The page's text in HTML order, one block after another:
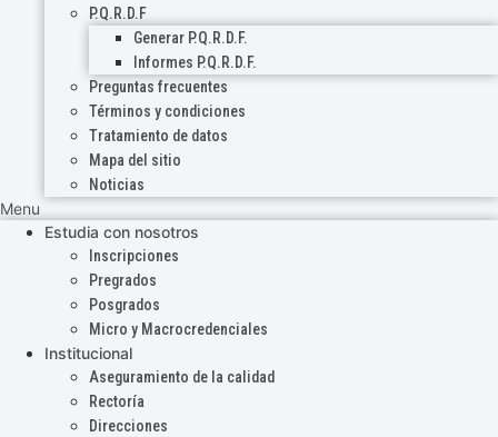
P.Q.R.D.F
Generar P.Q.R.D.F.
Informes P.Q.R.D.F.
Preguntas frecuentes
Términos y condiciones
Tratamiento de datos
Mapa del sitio
Noticias
Menu
Estudia con nosotros
Inscripciones
Pregrados
Posgrados
Micro y Macrocredenciales
Institucional
Aseguramiento de la calidad
Rectoría
Direcciones